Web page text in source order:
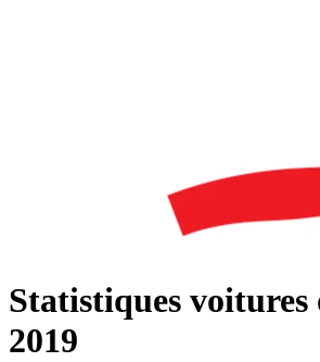
Statistiques voitures
2019